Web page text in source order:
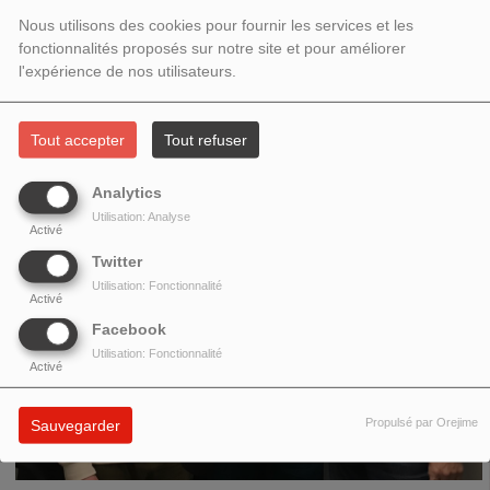
Nous utilisons des cookies pour fournir les services et les
fonctionnalités proposés sur notre site et pour améliorer
l'expérience de nos utilisateurs.
Tout accepter Tout refuser
Analytics
Activé
Utilisation: Analyse
Twitter
Activé
Utilisation: Fonctionnalité
Facebook
Activé
Utilisation: Fonctionnalité
Sauvegarder Propulsé par Orejime
PERRAUD